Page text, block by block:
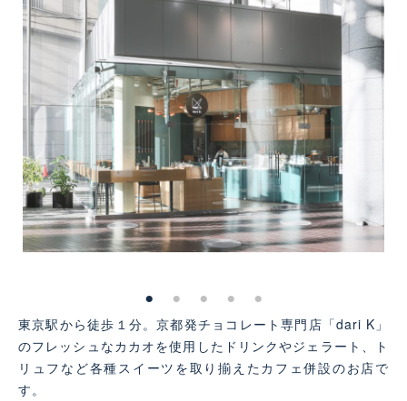
東京駅から徒歩１分。京都発チョコレート専門店「dari K」
のフレッシュなカカオを使用したドリンクやジェラート、ト
リュフなど各種スイーツを取り揃えたカフェ併設のお店で
す。